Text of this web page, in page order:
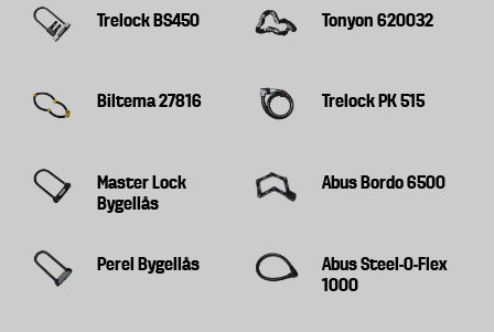
Trelock BS450 Tonyon 620032
Biltema 27816 Trelock PK 515
Master Lock
Bygellås
Abus Bordo 6500
Perel Bygellås
Abus Steel-O-Flex
1000